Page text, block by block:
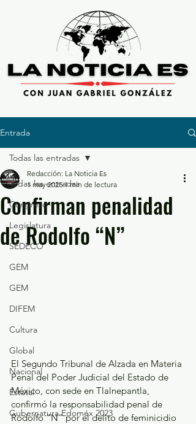
Entrada
Todas las entradas
Congreso
Legislatura
SEDECO
GEM
GEM
DIFEM
Cultura
Global
Nacional
Estatal
Gubernatura Edoméx 2023
Todas las entradas
Confirman penalidad
de Rodolfo “N”
Redacción: La Noticia Es
1 may 2025 1 min de lectura
El Segundo Tribunal de Alzada en Materia
Penal del Poder Judicial del Estado de
México, con sede en Tlalnepantla,
confirmó la responsabilidad penal de
Rodolfo “N” por el delito de feminicidio